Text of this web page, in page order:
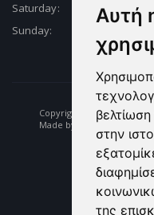
Αυτή
στην
της
Saturday:
Sunday:
Copyright © 2026 Fishing |
Made by: e-biz.gr